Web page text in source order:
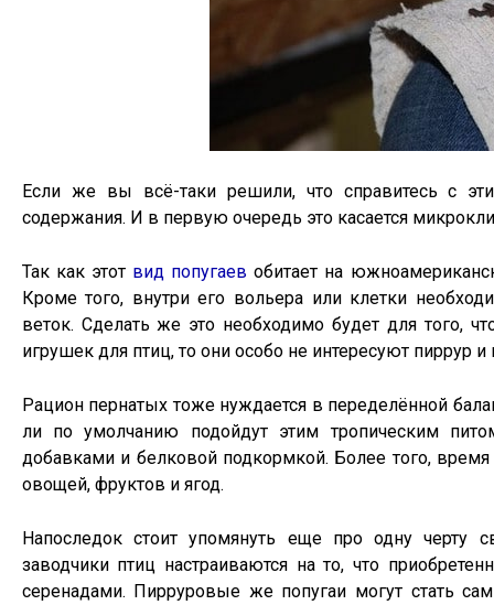
Если же вы всё-таки решили, что справитесь с
содержания. И в первую очередь это касается
Так как этот вид попугаев обитает на
Кроме того, внутри его вольера или клетки
веток. Сделать же это необходимо будет для того,
игрушек для птиц, то они особо не интересуют пиррур
Рацион пернатых тоже нуждается в переделённой
ли по умолчанию подойдут этим тропическим
добавками и белковой подкормкой. Более того,
овощей, фруктов и ягод.
Напоследок стоит упомянуть еще про одну черту
заводчики птиц настраиваются на то, что
серенадами. Пирруровые же попугаи могут стать